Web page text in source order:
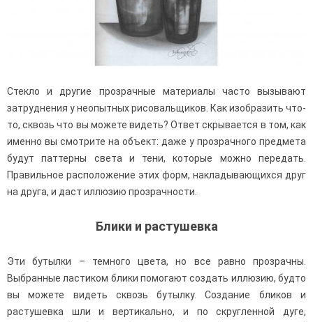
Стекло и другие прозрачные материалы часто вызывают
затруднения у неопытных рисовальщиков. Как изобразить что-
то, сквозь что вы можете видеть? Ответ скрывается в том, как
именно вы смотрите на объект: даже у прозрачного предмета
будут паттерны света и тени, которые можно передать.
Правильное расположение этих форм, накладывающихся друг
на друга, и даст иллюзию прозрачности.
Блики и растушевка
Эти бутылки – темного цвета, но все равно прозрачны.
Выбранные ластиком блики помогают создать иллюзию, будто
вы можете видеть сквозь бутылку. Создание бликов и
растушевка шли и вертикально, и по скругленной дуге,